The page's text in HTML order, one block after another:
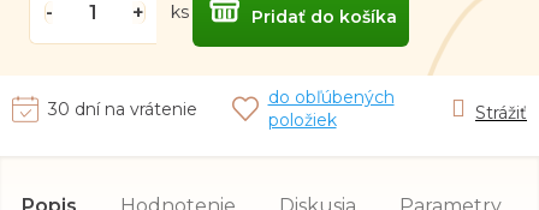
Pridať do košíka
ks
30 dní na vrátenie
do obľúbených
položiek
Strážiť